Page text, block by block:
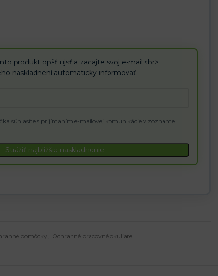
produkt opäť ujsť a zadajte svoj e-mail.<br>
naskladnení automaticky informovať.
súhlasíte s prijímaním e-mailovej komunikácie v zozname
Strážiť najbližšie naskladnenie
pomôcky , Ochranné pracovné okuliare